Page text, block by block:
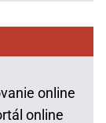
online
online